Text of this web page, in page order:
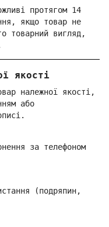
протягом 14
якщо товар не
товарний вигляд,
якості
належної якості,
або
за телефоном
(подряпин,